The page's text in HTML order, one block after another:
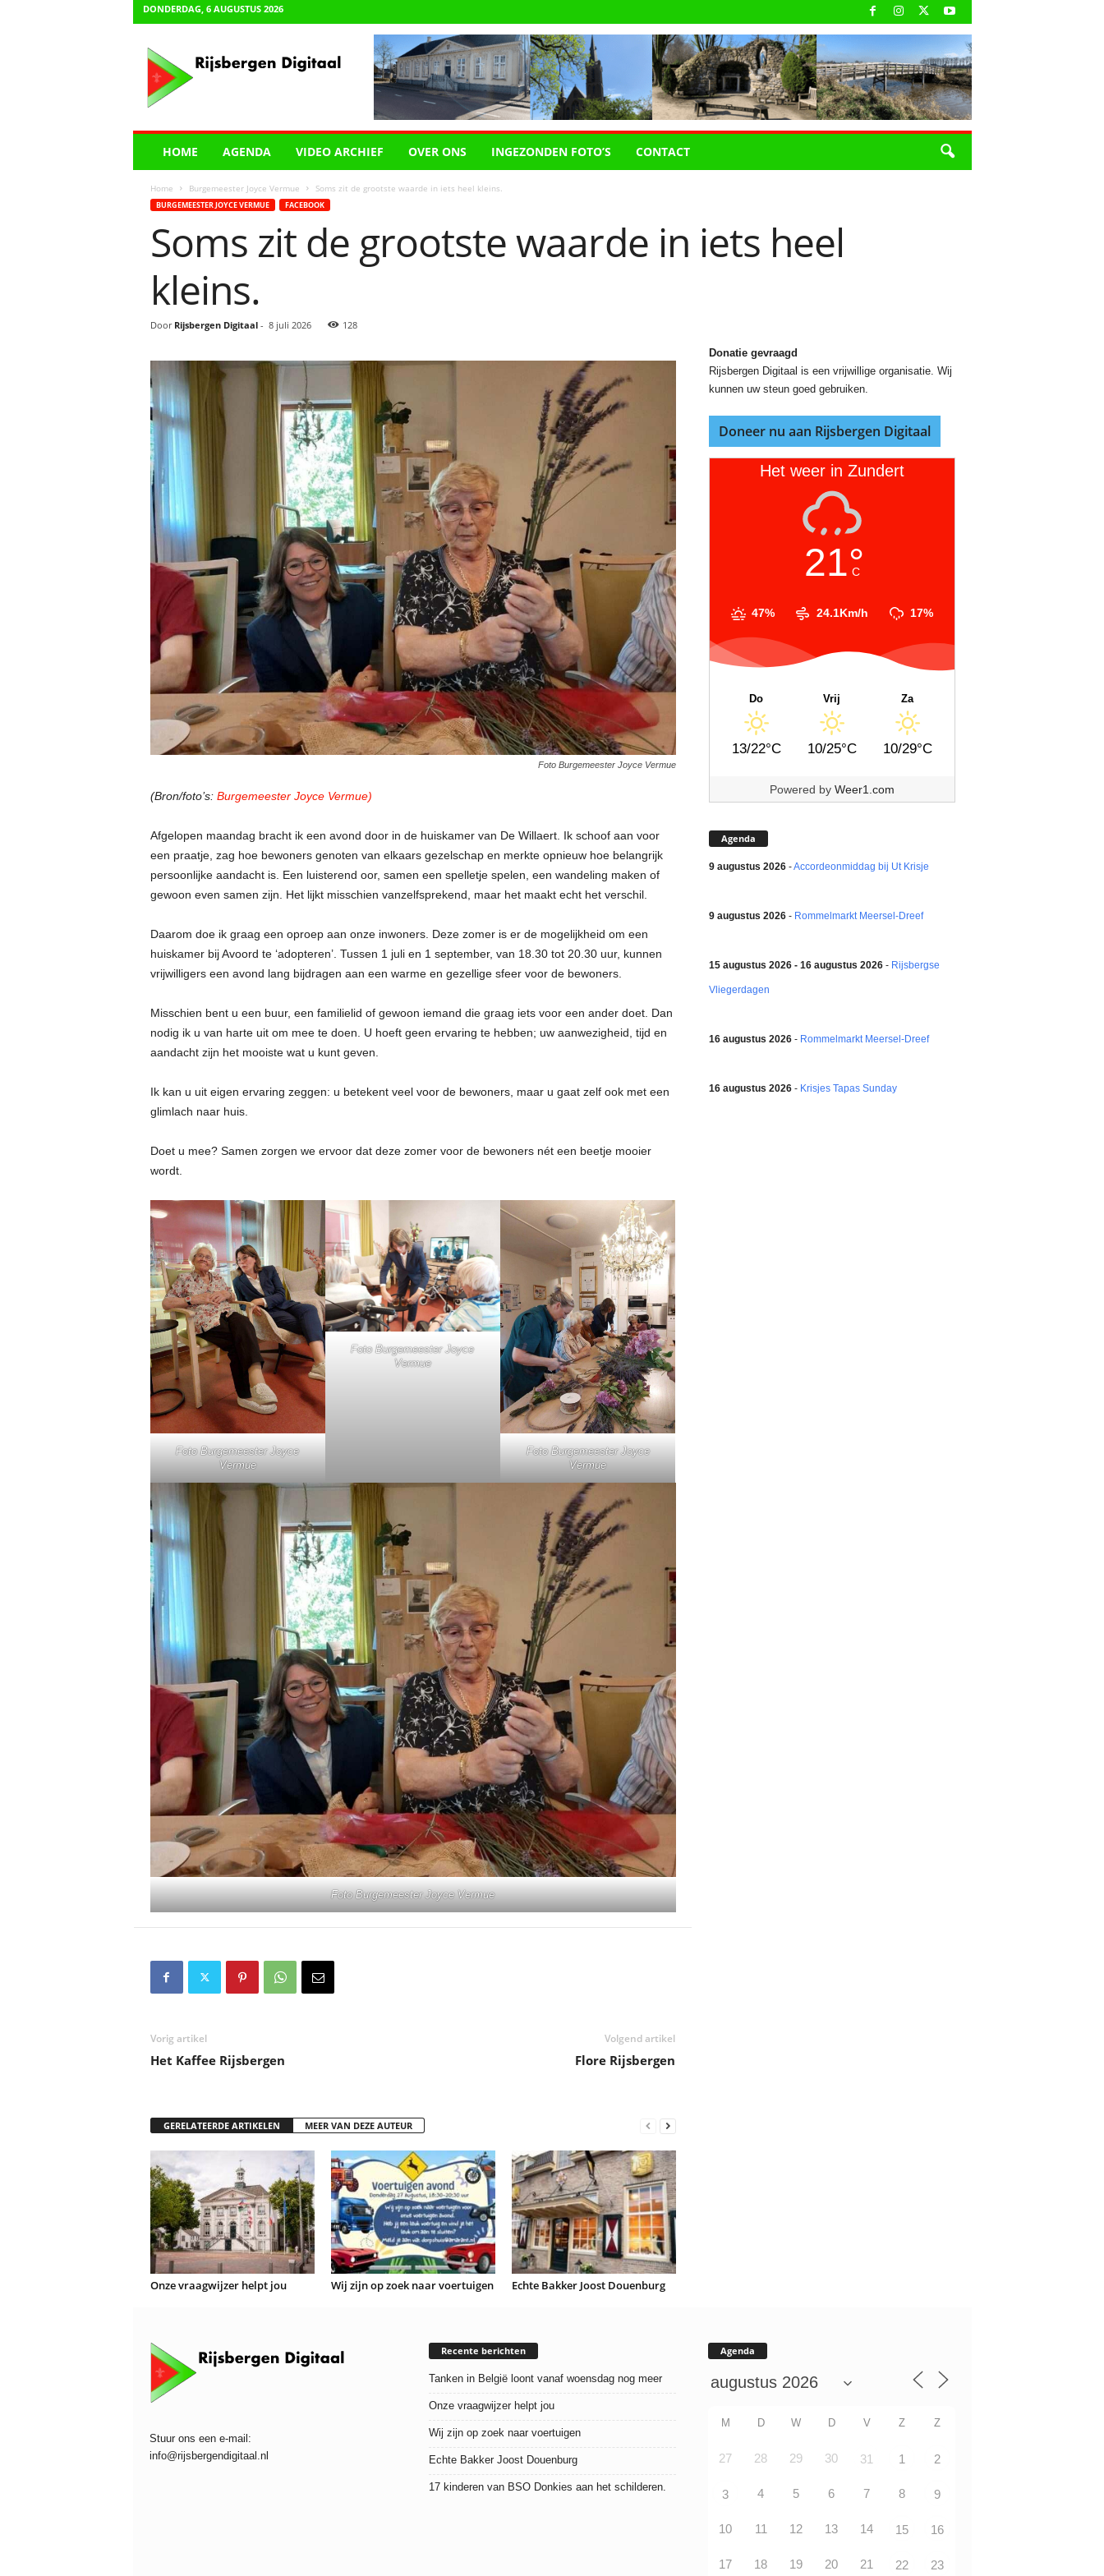
DONDERDAG, 6 AUGUSTUS 2026
HOME AGENDA VIDEO ARCHIEF OVER ONS INGEZONDEN FOTO’S CONTACT
Home Burgemeester Joyce Vermue Soms zit de grootste waarde in iets heel kleins.
BURGEMEESTER JOYCE VERMUE FACEBOOK
Soms zit de grootste waarde in iets heel
kleins.
Door Rijsbergen Digitaal- 8 juli 2026 128
Foto Burgemeester Joyce Vermue
(Bron/foto’s: Burgemeester Joyce Vermue)
Afgelopen maandag bracht ik een avond door in de huiskamer van De Willaert. Ik schoof aan voor
een praatje, zag hoe bewoners genoten van elkaars gezelschap en merkte opnieuw hoe belangrijk
persoonlijke aandacht is. Een luisterend oor, samen een spelletje spelen, een wandeling maken of
gewoon even samen zijn. Het lijkt misschien vanzelfsprekend, maar het maakt echt het verschil.
Daarom doe ik graag een oproep aan onze inwoners. Deze zomer is er de mogelijkheid om een
huiskamer bij Avoord te ‘adopteren’. Tussen 1 juli en 1 september, van 18.30 tot 20.30 uur, kunnen
vrijwilligers een avond lang bijdragen aan een warme en gezellige sfeer voor de bewoners.
Misschien bent u een buur, een familielid of gewoon iemand die graag iets voor een ander doet. Dan
nodig ik u van harte uit om mee te doen. U hoeft geen ervaring te hebben; uw aanwezigheid, tijd en
aandacht zijn het mooiste wat u kunt geven.
Ik kan u uit eigen ervaring zeggen: u betekent veel voor de bewoners, maar u gaat zelf ook met een
glimlach naar huis.
Doet u mee? Samen zorgen we ervoor dat deze zomer voor de bewoners nét een beetje mooier
wordt.
Foto Burgemeester Joyce
Vermue
Foto Burgemeester Joyce
Vermue
Foto Burgemeester Joyce
Vermue
Foto Burgemeester Joyce Vermue
Vorig artikel
Het Kaffee Rijsbergen
Volgend artikel
Flore Rijsbergen
GERELATEERDE ARTIKELEN MEER VAN DEZE AUTEUR
Onze vraagwijzer helpt jou Wij zijn op zoek naar voertuigen Echte Bakker Joost Douenburg
Donatie gevraagd
Rijsbergen Digitaal is een vrijwillige organisatie. Wij
kunnen uw steun goed gebruiken.
Doneer nu aan Rijsbergen Digitaal
Het weer in Zundert
21°
C
47% 24.1Km/h 17%
Do
13/22°C
Vrij
10/25°C
Za
10/29°C
Powered by Weer1.com
Agenda
9 augustus 2026-Accordeonmiddag bij Ut Krisje
9 augustus 2026- Rommelmarkt Meersel-Dreef
15 augustus 2026 - 16 augustus 2026- Rijsbergse
Vliegerdagen
16 augustus 2026- Rommelmarkt Meersel-Dreef
16 augustus 2026- Krisjes Tapas Sunday
Stuur ons een e-mail:
info@rijsbergendigitaal.nl
Recente berichten
Tanken in België loont vanaf woensdag nog meer
Onze vraagwijzer helpt jou
Wij zijn op zoek naar voertuigen
Echte Bakker Joost Douenburg
17 kinderen van BSO Donkies aan het schilderen.
Agenda
M D W D V Z Z
27 28 29 30 31 1 2
3 4 5 6 7 8 9
10 11 12 13 14 15 16
17 18 19 20 21 22 23